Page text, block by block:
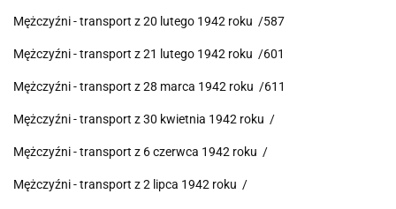
Mężczyźni - transport z 20 lutego 1942 roku /587
Mężczyźni - transport z 21 lutego 1942 roku /601
Mężczyźni - transport z 28 marca 1942 roku /611
Mężczyźni - transport z 30 kwietnia 1942 roku /
Mężczyźni - transport z 6 czerwca 1942 roku /
Mężczyźni - transport z 2 lipca 1942 roku /